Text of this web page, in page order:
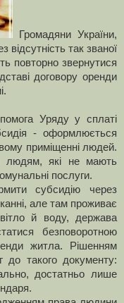
Громадяни України,
так званої
повторно звернутися
договору оренди
Уряду у сплаті
- оформлюється
приміщенні людей.
людям, які не мають
послуги.
субсидію через
але там проживає
й воду, держава
безповоротною
житла. Рішенням
до такого документу:
достатньо лише